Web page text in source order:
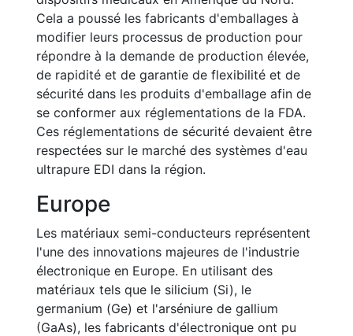
Cela a poussé les fabricants d'emballages à
modifier leurs processus de production pour
répondre à la demande de production élevée,
de rapidité et de garantie de flexibilité et de
sécurité dans les produits d'emballage afin de
se conformer aux réglementations de la FDA.
Ces réglementations de sécurité devaient être
respectées sur le marché des systèmes d'eau
ultrapure EDI dans la région.
Europe
Les matériaux semi-conducteurs représentent
l'une des innovations majeures de l'industrie
électronique en Europe. En utilisant des
matériaux tels que le silicium (Si), le
germanium (Ge) et l'arséniure de gallium
(GaAs), les fabricants d'électronique ont pu